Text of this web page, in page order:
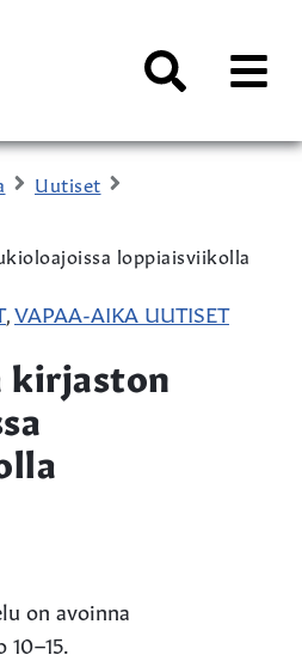
AVAA
Uutiset
loppiaisviikolla
, VAPAA-AIKA UUTISET
kirjaston
on avoinna